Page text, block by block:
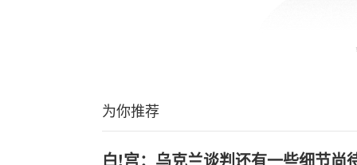
为你推荐
白!宫：乌克兰谈判还有一些细节尚